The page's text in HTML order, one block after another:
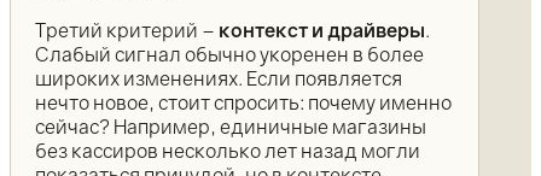
Третий критерий – контекст и драйверы.
Слабый сигнал обычно укоренен в более
широких изменениях. Если появляется
нечто новое, стоит спросить: почему именно
сейчас? Например, единичные магазины
без кассиров несколько лет назад могли